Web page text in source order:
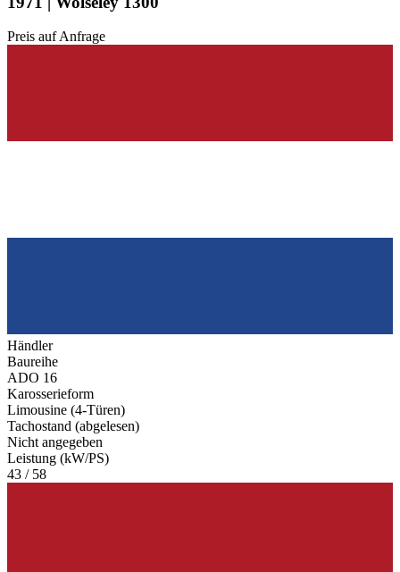
Preis auf Anfrage
Händler
Baureihe
ADO 16
Karosserieform
Limousine (4-Türen)
Tachostand (abgelesen)
Nicht angegeben
Leistung (kW/PS)
43 / 58